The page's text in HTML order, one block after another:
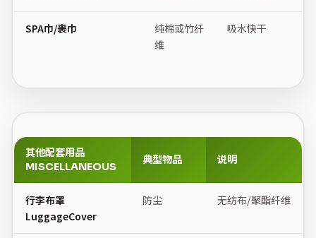
SPA巾/裹巾
纯棉或竹纤
维
吸水快干
其他配套用品
MISCELLANEOUS
典型物品 说明
行李布罩
LuggageCover
防尘 无纺布/聚酯纤维